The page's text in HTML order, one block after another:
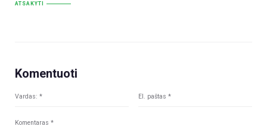
ATSAKYTI
Komentuoti